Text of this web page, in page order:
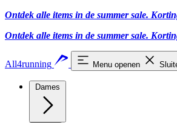
Ontdek alle items in de summer sale.
Ontdek alle items in de summer sale.
All4running Menu openen
Dames